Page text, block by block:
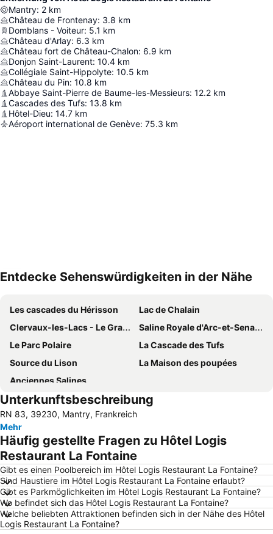
Mantry: 2 km
Château de Frontenay: 3.8 km
Domblans - Voiteur: 5.1 km
Château d'Arlay: 6.3 km
Château fort de Château-Chalon: 6.9 km
Donjon Saint-Laurent: 10.4 km
Collégiale Saint-Hippolyte: 10.5 km
Château du Pin: 10.8 km
Abbaye Saint-Pierre de Baume-les-Messieurs: 12.2 km
Cascades des Tufs: 13.8 km
Hôtel-Dieu: 14.7 km
Aéroport international de Genève: 75.3 km
Entdecke Sehenswürdigkeiten in der Nähe
Les cascades du Hérisson
Lac de Chalain
Clervaux-les-Lacs - Le Grand Lac
Saline Royale d'Arc-et-Senans
Le Parc Polaire
La Cascade des Tufs
Source du Lison
La Maison des poupées
Anciennes Salines
Unterkunftsbeschreibung
RN 83, 39230, Mantry, Frankreich
Mehr
Häufig gestellte Fragen zu Hôtel Logis
Restaurant La Fontaine
Gibt es einen Poolbereich im Hôtel Logis Restaurant La Fontaine?
Sind Haustiere im Hôtel Logis Restaurant La Fontaine erlaubt?
Gibt es Parkmöglichkeiten im Hôtel Logis Restaurant La Fontaine?
Wo befindet sich das Hôtel Logis Restaurant La Fontaine?
Welche beliebten Attraktionen befinden sich in der Nähe des Hôtel
Logis Restaurant La Fontaine?